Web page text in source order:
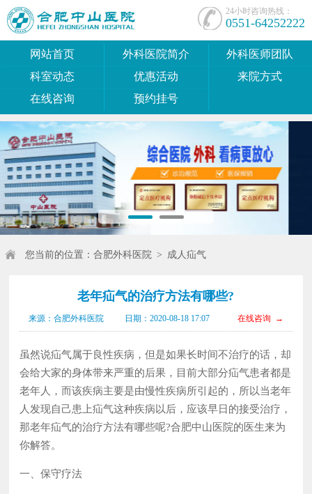
24小时咨询热线：
0551-64252222
网站首页 外科医院简介
外科医师团队
科室动态
优惠活动
来院方式
在线咨询
预约挂号
您当前的位置： 合肥外科医院> 成人疝气
老年疝气的治疗方法有哪些?
来源：合肥外科医院 日期：2020-08-18 17:07 在线咨询 →
虽然说疝气属于良性疾病，但是如果长时间不治疗的话，却
会给大家的身体带来严重的后果，目前大部分疝气患者都是
老年人，而该疾病主要是由慢性疾病所引起的，所以当老年
人发现自己患上疝气这种疾病以后，应该早日的接受治疗，
那老年疝气的治疗方法有哪些呢?合肥中山医院的医生来为
你解答。
一、保守疗法